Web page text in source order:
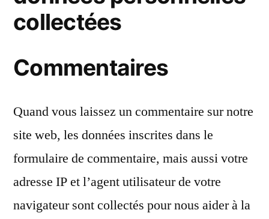
collectées
Commentaires
Quand vous laissez un commentaire sur notre
site web, les données inscrites dans le
formulaire de commentaire, mais aussi votre
adresse IP et l’agent utilisateur de votre
navigateur sont collectés pour nous aider à la